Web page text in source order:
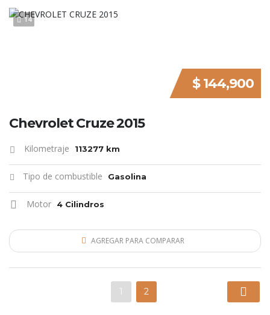
14
$ 144,900
Chevrolet Cruze 2015
Kilometraje 113277 km
Tipo de combustible Gasolina
Motor 4 Cilindros
AGREGAR PARA COMPARAR
1 2